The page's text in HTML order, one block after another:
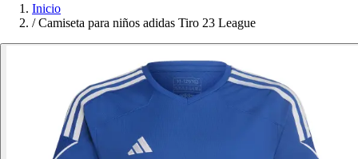
Inicio
/ Camiseta para niños adidas Tiro 23 League